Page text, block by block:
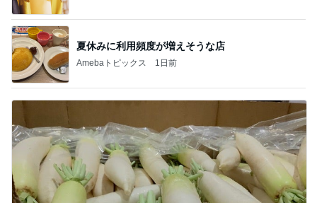
夏休みに利用頻度が増えそうな店
Amebaトピックス 1日前